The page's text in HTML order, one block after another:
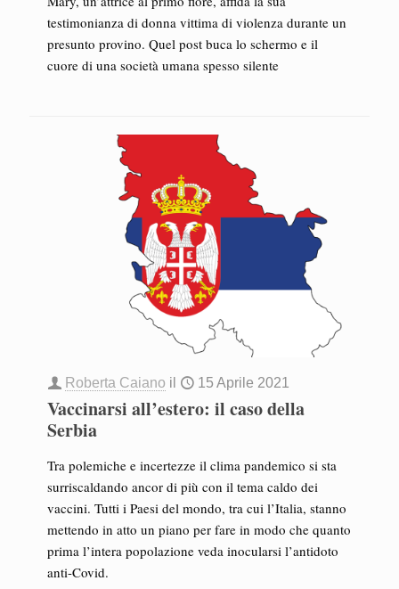
testimonianza di donna vittima di violenza durante un
presunto provino. Quel post buca lo schermo e il
cuore di una società umana spesso silente
Roberta Caiano il 15 Aprile 2021
Vaccinarsi all’estero: il caso della
Serbia
Tra polemiche e incertezze il clima pandemico si sta
surriscaldando ancor di più con il tema caldo dei
vaccini. Tutti i Paesi del mondo, tra cui l’Italia, stanno
mettendo in atto un piano per fare in modo che quanto
prima l’intera popolazione veda inocularsi l’antidoto
anti-Covid.